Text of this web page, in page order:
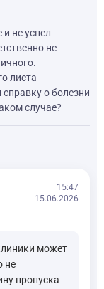
не успел
не
листа
о болезни
случае?
15:47
15.06.2026
может
не
пропуска